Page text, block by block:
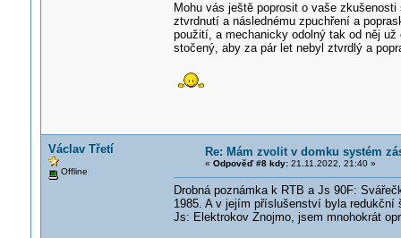
Mohu vás ještě poprosit o vaše
ztvrdnutí a následnému zpuchření a
použití, a mechanicky odolný tak od něj
stočený, aby za pár let nebyl ztvrdlý a
Václav Třetí
Offline
Re: Mám zvolit v domku systém
« Odpověď #8 kdy:21.11.2022, 21:40 »
Drobná poznámka k RTB a Js 90F:
1985. A v jejím příslušenství byla
Js: Elektrokov Znojmo, jsem mnohokrát